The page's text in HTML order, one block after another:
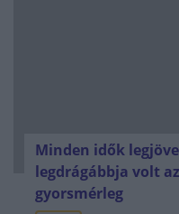
Minden idők
legdrágábbja volt
gyorsmérleg